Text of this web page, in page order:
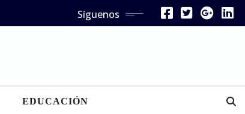
Síguenos
EDUCACIÓN